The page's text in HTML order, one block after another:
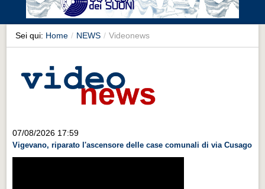
Cronaca
Cronaca
Artes et Artificia
Territorio
Territorio
Sei qui: Home / NEWS / Videonews
07/08/2026 17:59
Vigevano, riparato l'ascensore delle case comunali di via Cusago